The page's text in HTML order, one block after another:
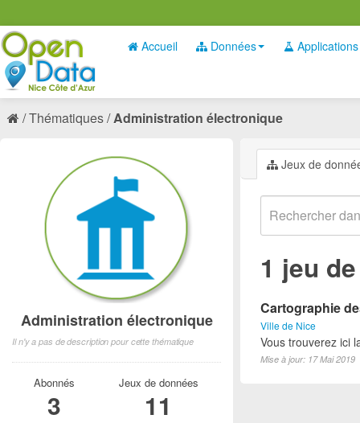
Accueil Données Applications
Thématiques Administration électronique
Jeux de
1 jeu
Cartographie
Ville de Nice
Vous trouverez ici
Mise à jour: 17 Mai 2019
Administration électronique
Il n'y a pas de description pour cette thématique
Abonnés
3
Jeux de données
11